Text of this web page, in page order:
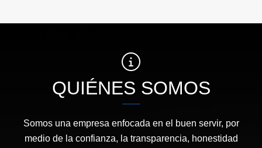
QUIÉNES SOMOS
Somos una empresa enfocada en el buen servir, por
medio de la confianza, la transparencia, honestidad